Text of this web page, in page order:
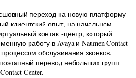
переход на новую платформу
клиентский опыт, на начальном
контакт-центр, который
работу в Avaya и Naumen Contact
обслуживания звонков.
перевод небольших групп
Center.